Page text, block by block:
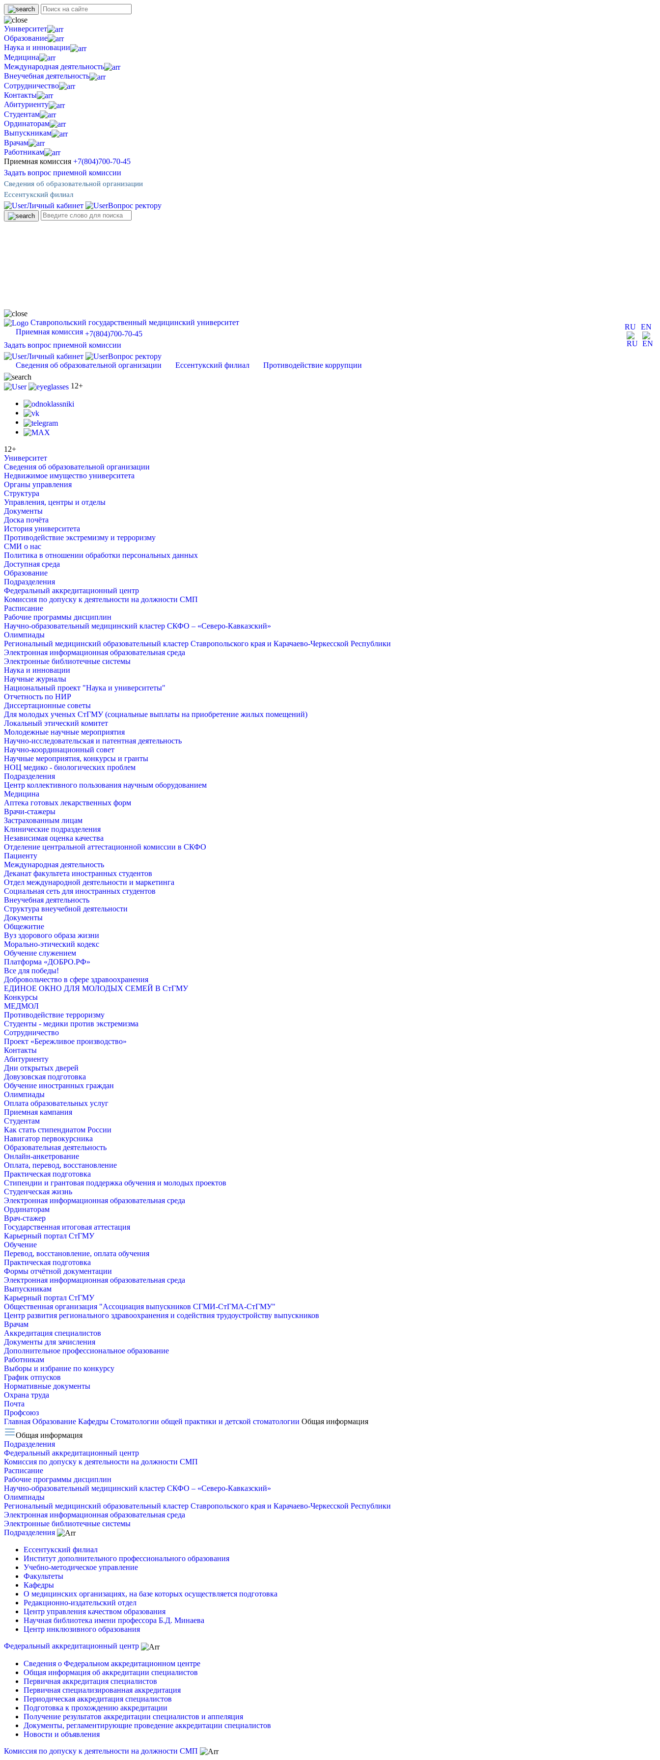
Университет
Образование
Наука и инновации
Медицина
Международная деятельность
Внеучебная деятельность
Сотрудничество
Контакты
Абитуриенту
Студентам
Ординаторам
Выпускникам
Врачам
Работникам
Приемная комиссия +7(804)700-70-45
Задать вопрос приемной комиссии
Сведения об образовательной организации
Ессентукский филиал
Личный кабинет Вопрос ректору
RU EN
Ставропольский государственный медицинский университет
Приемная комиссия +7(804)700-70-45
Задать вопрос приемной комиссии
Личный кабинет
Вопрос ректору
Сведения об образовательной организации
Ессентукский филиал Противодействие коррупции
12+
12+
Университет
Сведения об образовательной организации
Недвижимое имущество университета
Органы управления
Структура
Управления, центры и отделы
Документы
Доска почёта
История университета
Противодействие экстремизму и терроризму
СМИ о нас
Политика в отношении обработки персональных данных
Доступная среда
Образование
Подразделения
Федеральный аккредитационный центр
Комиссия по допуску к деятельности на должности СМП
Расписание
Рабочие программы дисциплин
Научно-образовательный медицинский кластер СКФО – «Северо-Кавказский»
Олимпиады
Региональный медицинский образовательный кластер Ставропольского края и Карачаево-Черкесской Республики
Электронная информационная образовательная среда
Электронные библиотечные системы
Наука и инновации
Научные журналы
Национальный проект "Наука и университеты"
Отчетность по НИР
Диссертационные советы
Для молодых ученых СтГМУ (социальные выплаты на приобретение жилых помещений)
Локальный этический комитет
Молодежные научные мероприятия
Научно-исследовательская и патентная деятельность
Научно-координационный совет
Научные мероприятия, конкурсы и гранты
НОЦ медико - биологических проблем
Подразделения
Центр коллективного пользования научным оборудованием
Медицина
Аптека готовых лекарственных форм
Врачи-стажеры
Застрахованным лицам
Клинические подразделения
Независимая оценка качества
Отделение центральной аттестационной комиссии в СКФО
Пациенту
Международная деятельность
Деканат факультета иностранных студентов
Отдел международной деятельности и маркетинга
Социальная сеть для иностранных студентов
Внеучебная деятельность
Структура внеучебной деятельности
Документы
Общежитие
Вуз здорового образа жизни
Морально-этический кодекс
Обучение служением
Платформа «ДОБРО.РФ»
Все для победы!
Добровольчество в сфере здравоохранения
ЕДИНОЕ ОКНО ДЛЯ МОЛОДЫХ СЕМЕЙ В СтГМУ
Конкурсы
МЕДМОЛ
Противодействие терроризму
Студенты - медики против экстремизма
Сотрудничество
Проект «Бережливое производство»
Контакты
Абитуриенту
Дни открытых дверей
Довузовская подготовка
Обучение иностранных граждан
Олимпиады
Оплата образовательных услуг
Приемная кампания
Студентам
Как стать стипендиатом России
Навигатор первокурсника
Образовательная деятельность
Онлайн-анкетрование
Оплата, перевод, восстановление
Практическая подготовка
Стипендии и грантовая поддержка обучения и молодых проектов
Студенческая жизнь
Электронная информационная образовательная среда
Ординаторам
Врач-стажер
Государственная итоговая аттестация
Карьерный портал СтГМУ
Обучение
Перевод, восстановление, оплата обучения
Практическая подготовка
Формы отчётной документации
Электронная информационная образовательная среда
Выпускникам
Карьерный портал СтГМУ
Общественная организация "Ассоциация выпускников СГМИ-СтГМА-СтГМУ"
Центр развития регионального здравоохранения и содействия трудоустройству выпускников
Врачам
Аккредитация специалистов
Документы для зачисления
Дополнительное профессиональное образование
Работникам
Выборы и избрание по конкурсу
График отпусков
Нормативные документы
Охрана труда
Почта
Профсоюз
Главная Образование Кафедры Стоматологии общей практики и детской стоматологии Общая информация
Общая информация
Подразделения
Федеральный аккредитационный центр
Комиссия по допуску к деятельности на должности СМП
Расписание
Рабочие программы дисциплин
Научно-образовательный медицинский кластер СКФО – «Северо-Кавказский»
Олимпиады
Региональный медицинский образовательный кластер Ставропольского края и Карачаево-Черкесской Республики
Электронная информационная образовательная среда
Электронные библиотечные системы
Подразделения
Ессентукский филиал
Институт дополнительного профессионального образования
Учебно-методическое управление
Факультеты
Кафедры
О медицинских организациях, на базе которых осуществляется подготовка
Редакционно-издательский отдел
Центр управления качеством образования
Научная библиотека имени профессора Б.Д. Минаева
Центр инклюзивного образования
Федеральный аккредитационный центр
Сведения о Федеральном аккредитационном центре
Общая информация об аккредитации специалистов
Первичная аккредитация специалистов
Первичная специализированная аккредитация
Периодическая аккредитация специалистов
Подготовка к прохождению аккредитации
Получение результатов аккредитации специалистов и аппеляция
Документы, регламентирующие проведение аккредитации специалистов
Новости и объявления
Комиссия по допуску к деятельности на должности СМП